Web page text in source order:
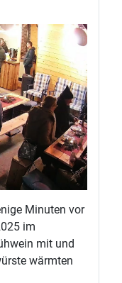
Minuten vor
im
mit und
wärmten